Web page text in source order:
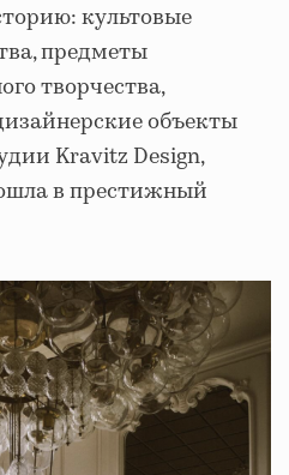
культовые
предметы
творчества,
объекты
Kravitz Design,
в престижный